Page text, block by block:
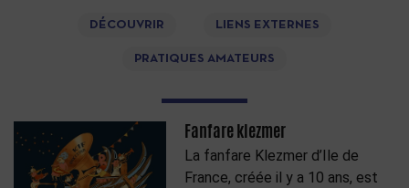
DÉCOUVRIR LIENS EXTERNES
PRATIQUES AMATEURS
Fanfare klezmer
La fanfare Klezmer d’Ile de
France, créée il y a 10 ans, est